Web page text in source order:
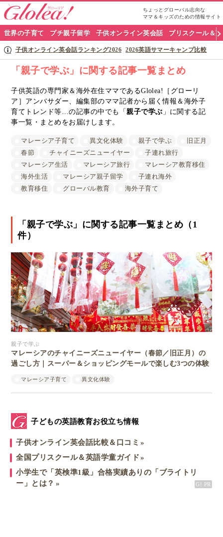
ちょっとグローバル志向な
ママ＆キッズのための情報サイト
グ
ロ
リ
ア
ナ
世界の子育て プチ親子留学 子供オンライン英会話 プリスクール＆
子供オンライン英会話ランキング2026 2026英語サマーキャンプ比較
「親子で学ぶ」に関する記事一覧まとめ
子供英語の専門家＆海外在住ママであるGlolea!［グローリ
ア］アンバサダー、編集部のママ記者から届く情報＆海外子
育てトレンド等…の記事の中でも「親子で学ぶ 」に関する記
事一覧・まとめをお届けします。
マレーシア子育て 異文化体験 親子で学ぶ
旧正月
春節
チャイニーズニューイヤー
子連れ旅行
マレーシア生活
マレーシア旅行
マレーシア教育移住
海外生活
マレーシア親子留学
子連れ海外
教育移住
グローバル教育 海外子育て
「親子で学ぶ」に関する記事一覧まとめ（1
件）
親子で学ぶ
マレーシアのチャイニーズニューイヤー（春節／旧正月）の
過ごし方｜スーパー＆ショッピングモールで楽しむ3つの体験
マレーシア子育て 異文化体験
子どもの英語教育お役立ち情報
子供オンライン英会話比較＆口コミ
全国プリスクール＆英語学童ガイド
小学生で「英検準1級」合格実績ありの「ブライトリ
ー」とは？